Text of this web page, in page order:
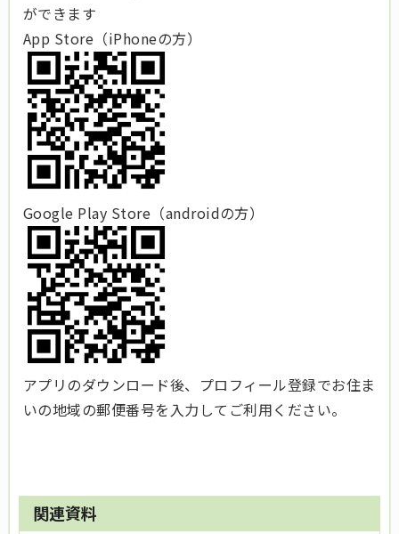
ができます
App Store（iPhoneの方）
Google Play Store（androidの方）
アプリのダウンロード後、プロフィール登録でお住ま
いの地域の郵便番号を入力してご利用ください。
関連資料